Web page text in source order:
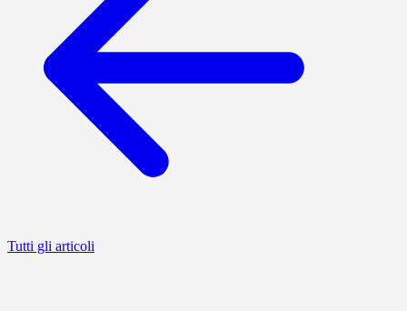
Tutti gli articoli